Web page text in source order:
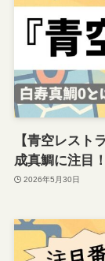
【青空レスト
成真鯛に注目！
2026年5月30日